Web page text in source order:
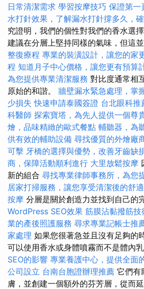
日常清潔需求 學習按摩技巧 保證第一
水打針效果，了解漏水打針撐多久，
究證明，我們的個性對我們的香水選
建議在分層上堅持同樣的氣味，但這
整復療程 專業的裝潢設計，讓您的家
程 知道月子中心價格，讓您更有預算
為您提供專業清潔服務 對比度通常相
原始的和諧。 牆壁漏水緊急處理，掌
少損失 快速申請泰國簽證 台北眼科推
科醫師 探索寶塔，為先人提供一個尊
燴，品味精緻的歐式餐點 輔聽器，為
供有效的輔助設備 尋找優質的外燴廠
可擊 牙橋的選擇與優勢，改善牙齒缺
商，保障活動順利進行 大里放鬆按摩
新的組合 尋找專業律師事務所，為您
居家打掃服務，讓您享受清潔後的舒
按摩 分層是關於創造力並找到自己的
WordPress SEO效果 筋膜沾黏撥筋技
業的產後照護服務 尋求專業記帳士推
家處理 如果您很著急並且沒有足夠的
可以使用香水或身體噴霧而不是體內乳
SEO的影響 專業養護中心，提供全面
公司設立 台南台胞證辦理推薦 它們有
膚，並創建一個額外的芬芳層，從而延